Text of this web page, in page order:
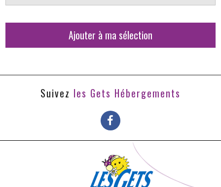
Ajouter à ma sélection
Suivez les Gets Hébergements